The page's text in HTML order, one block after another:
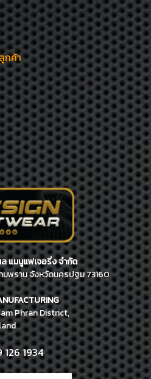
กค้า
แมนูแฟเจอริ่ง จำกัด
พราน จังหวัดนครปฐม 73160
Phran District,
1934